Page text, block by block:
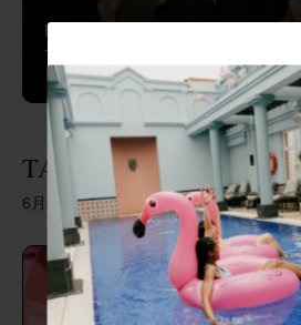
Hong Kong Gay Men’s Chorus 為我
一場流行音樂之夜。
TA Zine 新書發佈放映
6月23日 晚上6時半至10時 @ 4樓音樂室